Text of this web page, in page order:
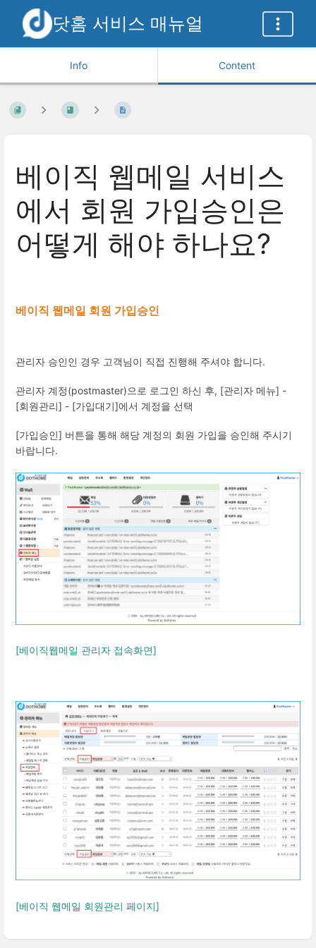
닷홈 서비스 매뉴얼
Info Content
베이직 웹메일 서비스
에서 회원 가입승인은
어떻게 해야 하나요?
베이직 웹메일 회원 가입승인
관리자 승인인 경우 고객님이 직접 진행해 주셔야 합니다.
관리자 계정(postmaster)으로 로그인 하신 후, [관리자 메뉴] -
[회원관리] - [가입대기]에서 계정을 선택
[가입승인] 버튼을 통해 해당 계정의 회원 가입을 승인해 주시기
바랍니다.
[베이직웹메일 관리자 접속화면]
[베이직 웹메일 회원관리 페이지]